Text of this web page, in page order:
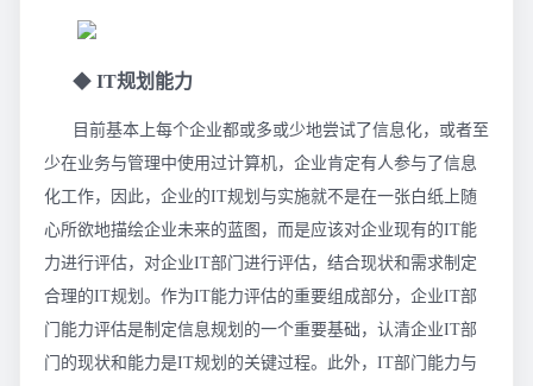
◆ IT规划能力
目前基本上每个企业都或多或少地尝试了信息化，或者至
少在业务与管理中使用过计算机，企业肯定有人参与了信息
化工作，因此，企业的IT规划与实施就不是在一张白纸上随
心所欲地描绘企业未来的蓝图，而是应该对企业现有的IT能
力进行评估，对企业IT部门进行评估，结合现状和需求制定
合理的IT规划。作为IT能力评估的重要组成部分，企业IT部
门能力评估是制定信息规划的一个重要基础，认清企业IT部
门的现状和能力是IT规划的关键过程。此外，IT部门能力与